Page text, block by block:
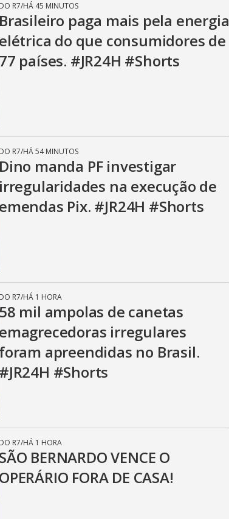
DO R7/HÁ 45 MINUTOS
Brasileiro paga mais pela energia
elétrica do que consumidores de
77 países. #JR24H #Shorts
DO R7/HÁ 54 MINUTOS
Dino manda PF investigar
irregularidades na execução de
emendas Pix. #JR24H #Shorts
DO R7/HÁ 1 HORA
58 mil ampolas de canetas
emagrecedoras irregulares
foram apreendidas no Brasil.
#JR24H #Shorts
DO R7/HÁ 1 HORA
SÃO BERNARDO VENCE O
OPERÁRIO FORA DE CASA!